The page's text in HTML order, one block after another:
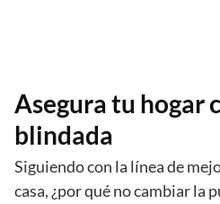
Asegura tu hogar
blindada
Siguiendo con la línea de
casa, ¿por qué no cambiar la